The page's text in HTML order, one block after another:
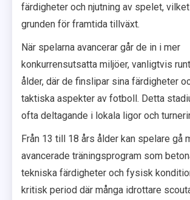
färdigheter och njutning av spelet,
grunden för framtida tillväxt.
När spelarna avancerar går de in i mer
konkurrensutsatta miljöer, vanligtvis
ålder, där de finslipar sina färdigheter
taktiska aspekter av fotboll. Detta
ofta deltagande i lokala ligor och
Från 13 till 18 års ålder kan spelare gå
avancerade träningsprogram som
tekniska färdigheter och fysisk
kritisk period där många idrottare